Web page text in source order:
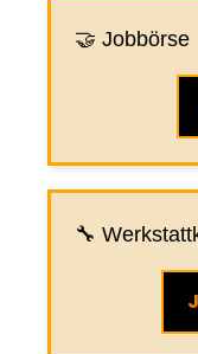
🤝 Jobbörse
🔧